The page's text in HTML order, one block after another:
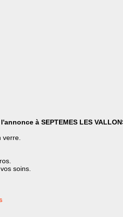
à SEPTEMES LES
verre.
soins.